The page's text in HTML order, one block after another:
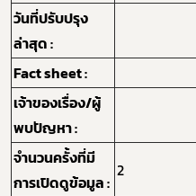
วันที่ปรับปรุง
ล่าสุด :
Fact sheet :
เจ้าของเรื่อง/ผู้
พบปัญหา :
จำนวนครั้งที่มี
การเปิดดูข้อมูล :
2